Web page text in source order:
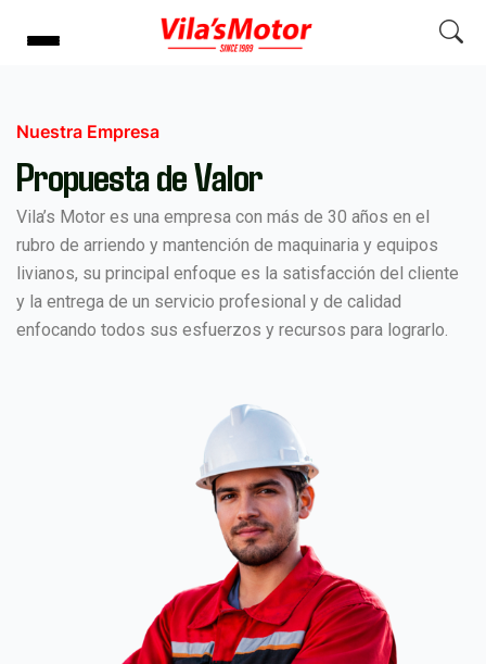
Nuestra Empresa
Propuesta de Valor
Vila’s Motor es una empresa con más de 30 años en el
rubro de arriendo y mantención de maquinaria y equipos
livianos, su principal enfoque es la satisfacción del cliente
y la entrega de un servicio profesional y de calidad
enfocando todos sus esfuerzos y recursos para lograrlo.